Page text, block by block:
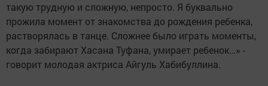
такую трудную и сложную, непросто. Я буквально
прожила момент от знакомства до рождения ребенка,
растворялась в танце. Сложнее было играть моменты,
когда забирают Хасана Туфана, умирает ребенок…» -
говорит молодая актриса Айгуль Хабибуллина.